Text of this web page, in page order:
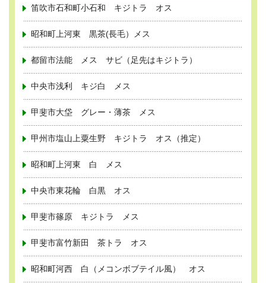
笛吹市石和町小石和 キジトラ オス
昭和町上河東 黒茶(長毛）メス
都留市法能 メス サビ（足先はキジトラ）
中央市浅利 キジ白 メス
甲斐市大垈 グレー・薄茶 メス
甲州市塩山上粟生野 キジトラ オス（推定）
昭和町上河東 白 メス
中央市東花輪 白黒 オス
甲斐市篠原 キジトラ メス
甲斐市富竹新田 茶トラ オス
昭和町河西 白（メコンボブテイル風） オス